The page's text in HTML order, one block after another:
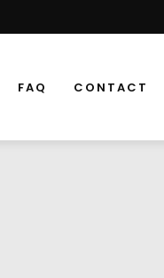
FAQ CONTACT